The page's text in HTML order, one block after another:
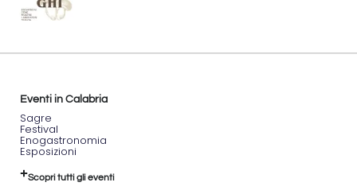
Eventi in Calabria
Sagre
Festival
Enogastronomia
Esposizioni
Scopri tutti gli eventi